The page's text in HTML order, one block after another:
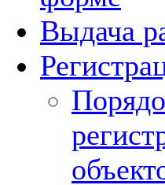
Выдача